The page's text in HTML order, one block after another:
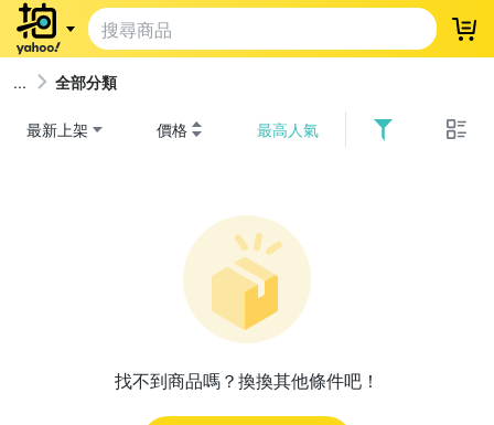
登
全部分類
最新上架 價格 最高人氣
找不到商品嗎？換換其他條件吧！